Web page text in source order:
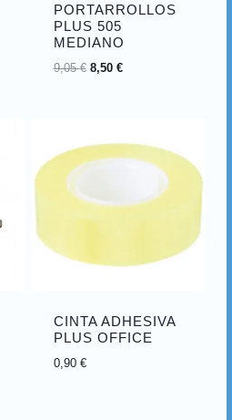
PORTARROLLOS
PLUS 505
MEDIANO
9,05€ 8,50 €
CINTA ADHESIVA
PLUS OFFICE
0,90 €